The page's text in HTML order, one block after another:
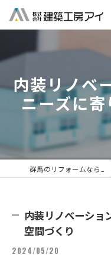
内装リノベ
ニーズに
内装リノベーショ
空間づくり
2024/05/20